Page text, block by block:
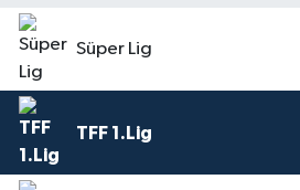
Süper Lig
TFF 1.Lig